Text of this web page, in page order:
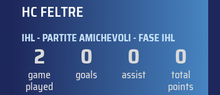
HC FELTRE
IHL - PARTITE AMICHEVOLI - FASE IHL
2
game
played
0
goals
0
assist
0
total
points